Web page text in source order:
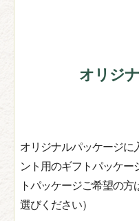
オリジ
オリジナルパッケージ
ント用のギフトパッケー
トパッケージご希望の
選びください）